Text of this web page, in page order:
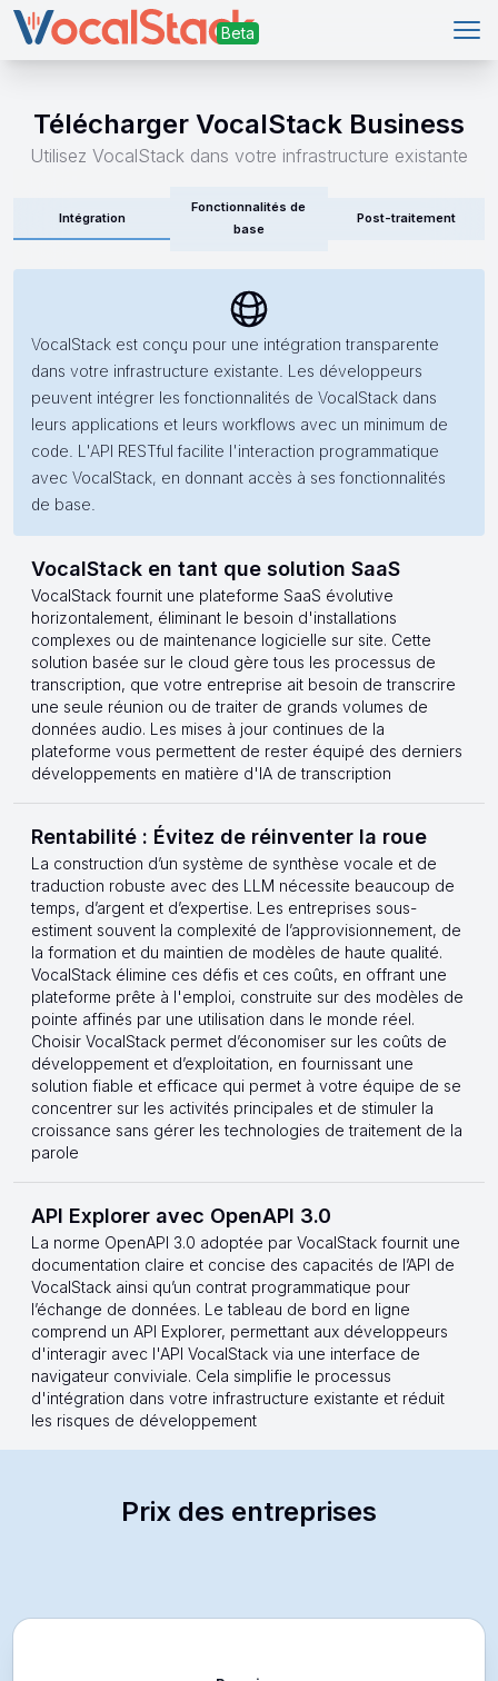
Télécharger VocalStack Business
Utilisez VocalStack dans votre infrastructure existante
Intégration
Fonctionnalités de
base
Post-traitement
VocalStack est conçu pour une intégration transparente
dans votre infrastructure existante. Les développeurs
peuvent intégrer les fonctionnalités de VocalStack dans
leurs applications et leurs workflows avec un minimum de
code. L'API RESTful facilite l'interaction programmatique
avec VocalStack, en donnant accès à ses fonctionnalités
de base.
VocalStack en tant que solution SaaS
VocalStack fournit une plateforme SaaS évolutive
horizontalement, éliminant le besoin d'installations
complexes ou de maintenance logicielle sur site. Cette
solution basée sur le cloud gère tous les processus de
transcription, que votre entreprise ait besoin de transcrire
une seule réunion ou de traiter de grands volumes de
données audio. Les mises à jour continues de la
plateforme vous permettent de rester équipé des derniers
développements en matière d'IA de transcription
Rentabilité : Évitez de réinventer la roue
La construction d’un système de synthèse vocale et de
traduction robuste avec des LLM nécessite beaucoup de
temps, d’argent et d’expertise. Les entreprises sous-
estiment souvent la complexité de l’approvisionnement, de
la formation et du maintien de modèles de haute qualité.
VocalStack élimine ces défis et ces coûts, en offrant une
plateforme prête à l'emploi, construite sur des modèles de
pointe affinés par une utilisation dans le monde réel.
Choisir VocalStack permet d’économiser sur les coûts de
développement et d’exploitation, en fournissant une
solution fiable et efficace qui permet à votre équipe de se
concentrer sur les activités principales et de stimuler la
croissance sans gérer les technologies de traitement de la
parole
API Explorer avec OpenAPI 3.0
La norme OpenAPI 3.0 adoptée par VocalStack fournit une
documentation claire et concise des capacités de l’API de
VocalStack ainsi qu’un contrat programmatique pour
l’échange de données. Le tableau de bord en ligne
comprend un API Explorer, permettant aux développeurs
d'interagir avec l'API VocalStack via une interface de
navigateur conviviale. Cela simplifie le processus
d'intégration dans votre infrastructure existante et réduit
les risques de développement
Prix des entreprises